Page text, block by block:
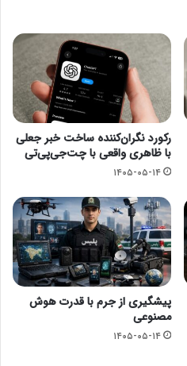
رکورد نگران‌کننده ساخت خبر جعلی
با ظاهری واقعی با چت‌جی‌پی‌تی
۱۴۰۵-۰۵-۱۴
پیشگیری از جرم با قدرت هوش
مصنوعی
۱۴۰۵-۰۵-۱۴